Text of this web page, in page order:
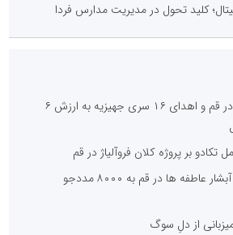
کلید تحول در مدیریت مدارس فردا
برگزاری مراسم روز زن در قم و اهدای ۱۶ سری جهیزیه به ارزش ۶
بر پروژه کلان فروآلیاژ در قم
بنیاد بین المللی خیریه آبشار عاطفه ها در قم به ۸۰۰۰ مددجو
از دلِ سوگ